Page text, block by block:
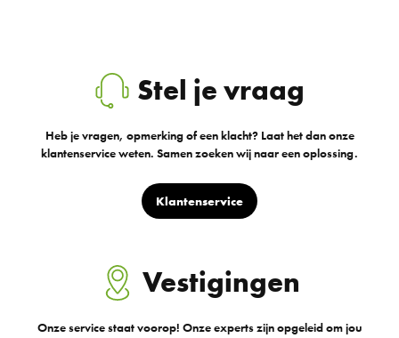
Stel je vraag
Heb je vragen, opmerking of een klacht? Laat het dan onze
klantenservice weten. Samen zoeken wij naar een oplossing.
Klantenservice
Vestigingen
Onze service staat voorop! Onze experts zijn opgeleid om jou